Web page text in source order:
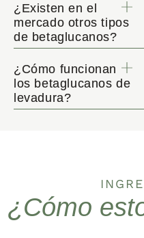
¿Existen en el
mercado otros tipos
de betaglucanos?
¿Cómo funcionan
los betaglucanos de
levadura?
¿Cómo